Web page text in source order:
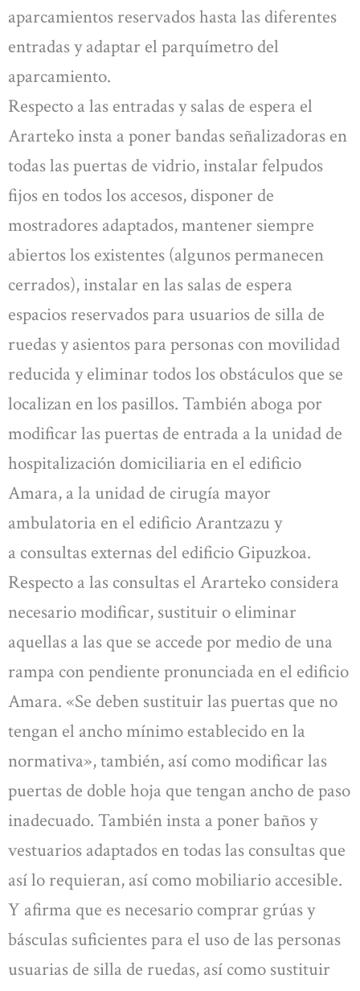
aparcamientos reservados hasta las diferentes
entradas y adaptar el parquímetro del
aparcamiento.
Respecto a las entradas y salas de espera el
Ararteko insta a poner bandas señalizadoras en
todas las puertas de vidrio, instalar felpudos
fijos en todos los accesos, disponer de
mostradores adaptados, mantener siempre
abiertos los existentes (algunos permanecen
cerrados), instalar en las salas de espera
espacios reservados para usuarios de silla de
ruedas y asientos para personas con movilidad
reducida y eliminar todos los obstáculos que se
localizan en los pasillos. También aboga por
modificar las puertas de entrada a la unidad de
hospitalización domiciliaria en el edificio
Amara, a la unidad de cirugía mayor
ambulatoria en el edificio Arantzazu y
a consultas externas del edificio Gipuzkoa.
Respecto a las consultas el Ararteko considera
necesario modificar, sustituir o eliminar
aquellas a las que se accede por medio de una
rampa con pendiente pronunciada en el edificio
Amara. «Se deben sustituir las puertas que no
tengan el ancho mínimo establecido en la
normativa», también, así como modificar las
puertas de doble hoja que tengan ancho de paso
inadecuado. También insta a poner baños y
vestuarios adaptados en todas las consultas que
así lo requieran, así como mobiliario accesible.
Y afirma que es necesario comprar grúas y
básculas suficientes para el uso de las personas
usuarias de silla de ruedas, así como sustituir